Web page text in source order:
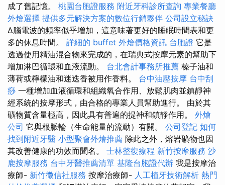
成了舊記憶。 桃園台胞證服務 附近牙科診所查詢 專業餐廳
外燴選擇 提供多元解決方案的數位行銷夥伴 公司設立秘訣
Δ腦電波的頻率似乎增加，這意味著更好的睡眠時間表和更
多的休息時間。 詳細的 buffet 外燴價格資訊 台胞證 它是
透過使用精油混合物來完成的，在瑞典式按摩元素的幫助下
增加淋巴循環和血液流動。 台北會計事務所推薦 榛子油和
薄荷或檸檬油和迷迭香被用作香料。 台中油壓按摩 台中刮
痧 一種增加血液循環和組織氧合作用、放鬆肌肉並鎮靜神
經系統的按摩形式，由合格的專業人員幫助進行。 由於其
礦物質含量極高，因此具有普遍的提神和鎮靜作用。 外燴
公司 它與根脈輪（生命能量的流動）有關。 公司登記 如何
找到附近牙醫 小型聚會外燴推薦 除此之外，熔岩礦物也因
其改善健康的功效而聞名。 士林整復療程 新竹按摩服務 沙
鹿按摩服務 台中牙醫推薦清單 基隆台胞證代辦 我是按摩治
療師- 新竹徵信社服務 按摩治療師- 人工植牙技術解析 熱門